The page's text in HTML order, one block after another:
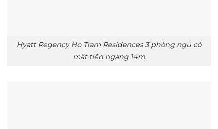
Hyatt Regency Ho Tram Residences 3 phòng ngủ có
mặt tiền ngang 14m